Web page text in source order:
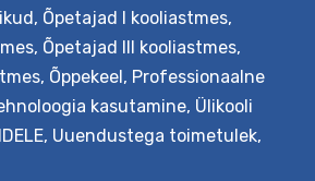
rakendamisel
(inglise
keeles)
, Õpetajad I kooliastmes,
, Õpetajad III kooliastmes,
, Õppekeel, Professionaalne
kasutamine, Ülikooli
, Uuendustega toimetulek,